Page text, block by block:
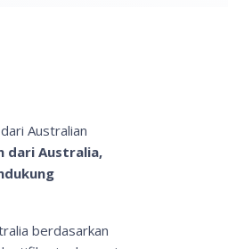
Australian
dari Australia,
berdasarkan